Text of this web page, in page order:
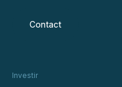
Contact
Investir